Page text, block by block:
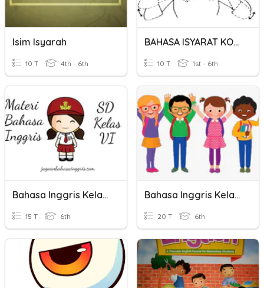
Isim Isyarah
10 T 4th - 6th
BAHASA ISYARAT KOMUNIKASI (HAIWAN)
10 T 1st - 6th
Bahasa Inggris Kelas 6
15 T 6th
Bahasa Inggris Kelas 6
20 T 6th